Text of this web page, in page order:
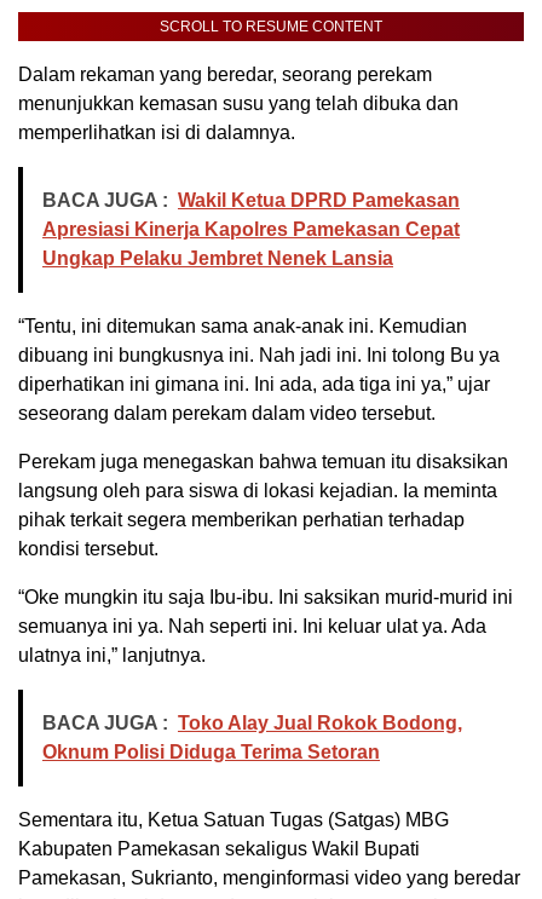
SCROLL TO RESUME CONTENT
Dalam rekaman yang beredar, seorang perekam
menunjukkan kemasan susu yang telah dibuka dan
memperlihatkan isi di dalamnya.
BACA JUGA : Wakil Ketua DPRD Pamekasan
Apresiasi Kinerja Kapolres Pamekasan Cepat
Ungkap Pelaku Jembret Nenek Lansia
“Tentu, ini ditemukan sama anak-anak ini. Kemudian
dibuang ini bungkusnya ini. Nah jadi ini. Ini tolong Bu ya
diperhatikan ini gimana ini. Ini ada, ada tiga ini ya,” ujar
seseorang dalam perekam dalam video tersebut.
Perekam juga menegaskan bahwa temuan itu disaksikan
langsung oleh para siswa di lokasi kejadian. Ia meminta
pihak terkait segera memberikan perhatian terhadap
kondisi tersebut.
“Oke mungkin itu saja Ibu-ibu. Ini saksikan murid-murid ini
semuanya ini ya. Nah seperti ini. Ini keluar ulat ya. Ada
ulatnya ini,” lanjutnya.
BACA JUGA : Toko Alay Jual Rokok Bodong,
Oknum Polisi Diduga Terima Setoran
Sementara itu, Ketua Satuan Tugas (Satgas) MBG
Kabupaten Pamekasan sekaligus Wakil Bupati
Pamekasan, Sukrianto, menginformasi video yang beredar